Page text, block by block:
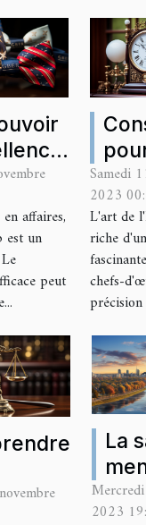
à
le
affaires,
est un
peut
et
vos
Samedi
2023
L'art de
riche
chefs-
précision
La
2023